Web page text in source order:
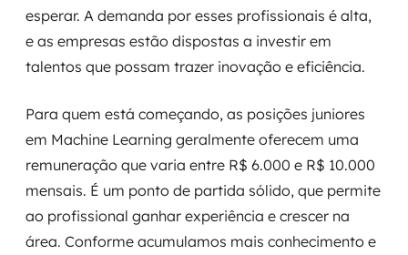
esperar. A demanda por esses profissionais é alta,
e as empresas estão dispostas a investir em
talentos que possam trazer inovação e eficiência.
Para quem está começando, as posições juniores
em Machine Learning geralmente oferecem uma
remuneração que varia entre R$ 6.000 e R$ 10.000
mensais. É um ponto de partida sólido, que permite
ao profissional ganhar experiência e crescer na
área. Conforme acumulamos mais conhecimento e